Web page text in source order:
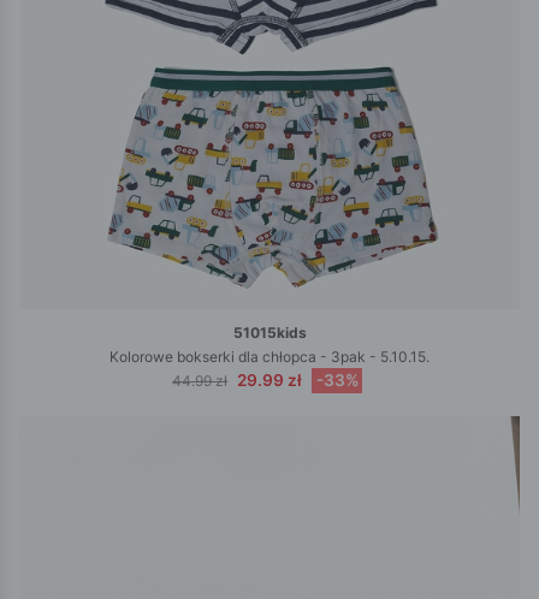
51015kids
Kolorowe bokserki dla chłopca - 3pak - 5.10.15.
44.99 zł 29.99 zł -33%